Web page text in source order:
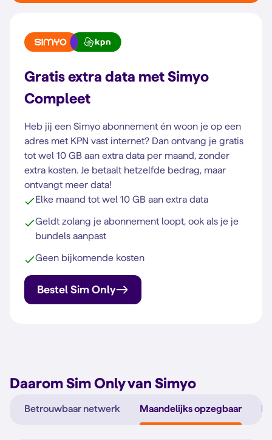
Gratis extra data met Simyo
Compleet
Heb jij een Simyo abonnement én woon je op een
adres met KPN vast internet? Dan ontvang je gratis
tot wel 10 GB aan extra data per maand, zonder
extra kosten. Je betaalt hetzelfde bedrag, maar
ontvangt meer data!
Elke maand tot wel 10 GB aan extra data
Geldt zolang je abonnement loopt, ook als je je
bundels aanpast
Geen bijkomende kosten
Bestel Sim Only
Daarom Sim Only van Simyo
Betrouwbaar netwerk Maandelijks opzegbaar